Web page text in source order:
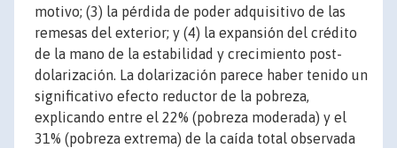
motivo; (3) la pérdida de poder adquisitivo de las
remesas del exterior; y (4) la expansión del crédito
de la mano de la estabilidad y crecimiento post-
dolarización. La dolarización parece haber tenido un
significativo efecto reductor de la pobreza,
explicando entre el 22% (pobreza moderada) y el
31% (pobreza extrema) de la caída total observada